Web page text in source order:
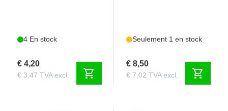
4 En stock
€ 4,20
€ 3,47 TVA excl. shopping_cart
Seulement 1 en stock
€ 8,50
€ 7,02 TVA excl. shopping_cart